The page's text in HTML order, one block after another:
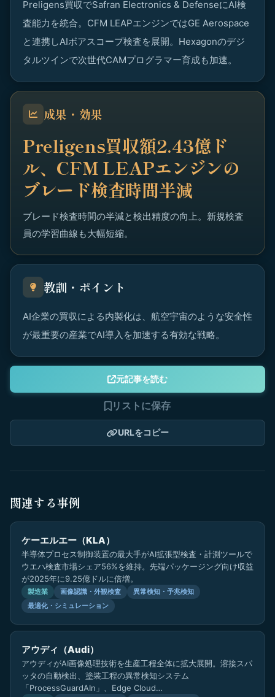
Preligens買収でSafran Electronics & DefenseにAI検
査能力を統合。CFM LEAPエンジンではGE Aerospace
と連携しAIボアスコープ検査を展開。Hexagonのデジ
タルツインで次世代CAMプログラマー育成も加速。
成果・効果
Preligens買収額2.43億ド
ル、CFM LEAPエンジンの
ブレード検査時間半減
ブレード検査時間の半減と検出精度の向上。新規検査
員の学習曲線も大幅短縮。
教訓・ポイント
AI企業の買収による内製化は、航空宇宙のような安全性
が最重要の産業でAI導入を加速する有効な戦略。
元記事を読む
リストに保存
URLをコピー
関連する事例
ケーエルエー（KLA）
半導体プロセス制御装置の最大手がAI拡張型検査・計測ツールで
ウエハ検査市場シェア56%を維持。先端パッケージング向け収益
が2025年に9.25億ドルに倍増。
製造業 画像認識・外観検査
異常検知・予兆検知
最適化・シミュレーション
アウディ（Audi）
アウディがAI画像処理技術を生産工程全体に拡大展開。溶接スパ
ッタの自動検出、塗装工程の異常検知システム
「ProcessGuardAIn」、Edge Cloud…